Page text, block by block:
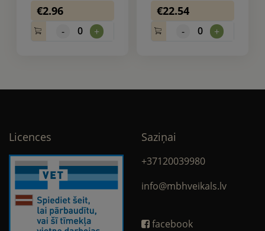
€2.96
- 0 +
€22.54
- 0 +
Licences Saziņai
+37120039980
info@mbhveikals.lv
facebook